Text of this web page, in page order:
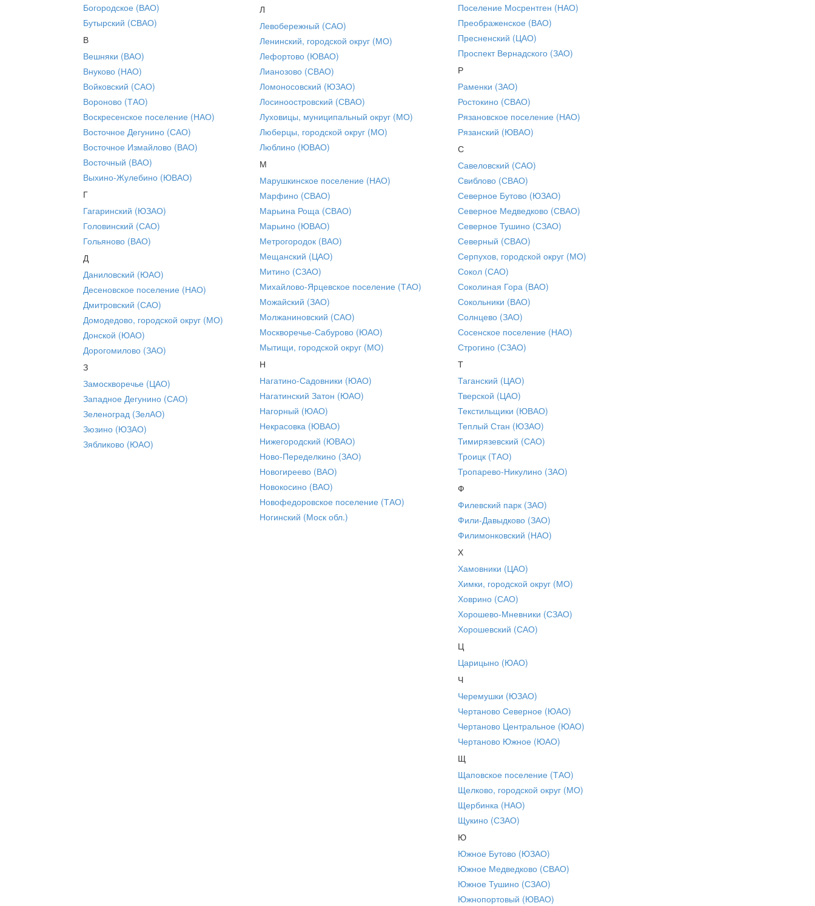
Богородское (ВАО)
Бутырский (СВАО)
В
Вешняки (ВАО)
Внуково (НАО)
Войковский (САО)
Вороново (ТАО)
Воскресенское поселение (НАО)
Восточное Дегунино (САО)
Восточное Измайлово (ВАО)
Восточный (ВАО)
Выхино-Жулебино (ЮВАО)
Г
Гагаринский (ЮЗАО)
Головинский (САО)
Гольяново (ВАО)
Д
Даниловский (ЮАО)
Десеновское поселение (НАО)
Дмитровский (САО)
Домодедово, городской округ (МО)
Донской (ЮАО)
Дорогомилово (ЗАО)
З
Замоскворечье (ЦАО)
Западное Дегунино (САО)
Зеленоград (ЗелАО)
Зюзино (ЮЗАО)
Зябликово (ЮАО)
Л
Левобережный (САО)
Ленинский, городской округ (МО)
Лефортово (ЮВАО)
Лианозово (СВАО)
Ломоносовский (ЮЗАО)
Лосиноостровский (СВАО)
Луховицы, муниципальный округ (МО)
Люберцы, городской округ (МО)
Люблино (ЮВАО)
М
Марушкинское поселение (НАО)
Марфино (СВАО)
Марьина Роща (СВАО)
Марьино (ЮВАО)
Метрогородок (ВАО)
Мещанский (ЦАО)
Митино (СЗАО)
Михайлово-Ярцевское поселение (ТАО)
Можайский (ЗАО)
Молжаниновский (САО)
Москворечье-Сабурово (ЮАО)
Мытищи, городской округ (МО)
Н
Нагатино-Садовники (ЮАО)
Нагатинский Затон (ЮАО)
Нагорный (ЮАО)
Некрасовка (ЮВАО)
Нижегородский (ЮВАО)
Ново-Переделкино (ЗАО)
Новогиреево (ВАО)
Новокосино (ВАО)
Новофедоровское поселение (ТАО)
Ногинский (Моск обл.)
Поселение Мосрентген (НАО)
Преображенское (ВАО)
Пресненский (ЦАО)
Проспект Вернадского (ЗАО)
Р
Раменки (ЗАО)
Ростокино (СВАО)
Рязановское поселение (НАО)
Рязанский (ЮВАО)
С
Савеловский (САО)
Свиблово (СВАО)
Северное Бутово (ЮЗАО)
Северное Медведково (СВАО)
Северное Тушино (СЗАО)
Северный (СВАО)
Серпухов, городской округ (МО)
Сокол (САО)
Соколиная Гора (ВАО)
Сокольники (ВАО)
Солнцево (ЗАО)
Сосенское поселение (НАО)
Строгино (СЗАО)
Т
Таганский (ЦАО)
Тверской (ЦАО)
Текстильщики (ЮВАО)
Теплый Стан (ЮЗАО)
Тимирязевский (САО)
Троицк (ТАО)
Тропарево-Никулино (ЗАО)
Ф
Филевский парк (ЗАО)
Фили-Давыдково (ЗАО)
Филимонковский (НАО)
Х
Хамовники (ЦАО)
Химки, городской округ (МО)
Ховрино (САО)
Хорошево-Мневники (СЗАО)
Хорошевский (САО)
Ц
Царицыно (ЮАО)
Ч
Черемушки (ЮЗАО)
Чертаново Северное (ЮАО)
Чертаново Центральное (ЮАО)
Чертаново Южное (ЮАО)
Щ
Щаповское поселение (ТАО)
Щелково, городской округ (МО)
Щербинка (НАО)
Щукино (СЗАО)
Ю
Южное Бутово (ЮЗАО)
Южное Медведково (СВАО)
Южное Тушино (СЗАО)
Южнопортовый (ЮВАО)